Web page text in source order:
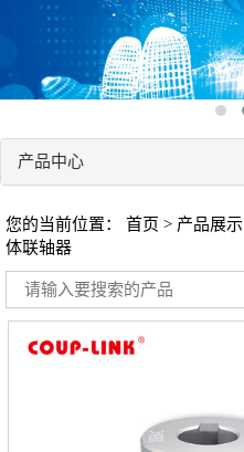
产品中心
您的当前位置： 首页 > 产品展示
体联轴器